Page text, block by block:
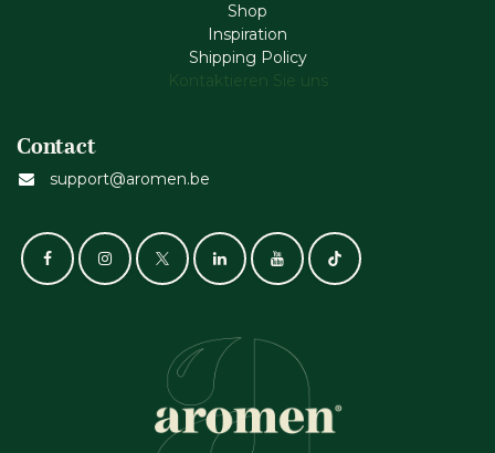
Shop
Inspiration
Shipping Policy
Kontaktieren Sie uns
Contact
support@aromen.be